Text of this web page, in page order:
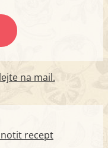
na mail.
recept